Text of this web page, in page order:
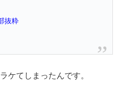
抜粋
ケてしまったんです。